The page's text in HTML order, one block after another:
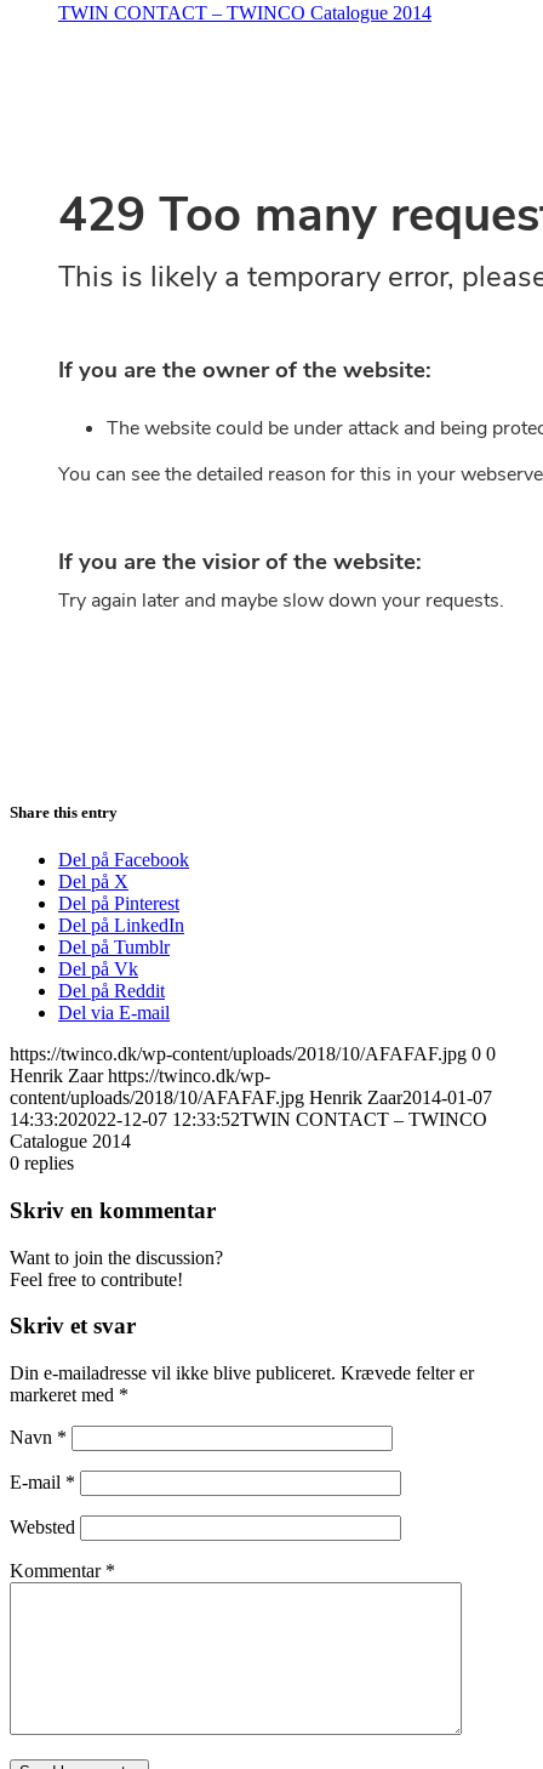
TWIN CONTACT – TWINCO Catalogue 2014
Share this entry
Del på Facebook
Del på X
Del på Pinterest
Del på LinkedIn
Del på Tumblr
Del på Vk
Del på Reddit
Del via E-mail
https://twinco.dk/wp-content/uploads/2018/10/AFAFAF.jpg 0 0
Henrik Zaar https://twinco.dk/wp-
content/uploads/2018/10/AFAFAF.jpg Henrik Zaar2014-01-07
14:33:202022-12-07 12:33:52TWIN CONTACT – TWINCO
Catalogue 2014
0 replies
Skriv en kommentar
Want to join the discussion?
Feel free to contribute!
Skriv et svar
Din e-mailadresse vil ikke blive publiceret. Krævede felter er
markeret med *
Navn *
E-mail *
Websted
Kommentar *